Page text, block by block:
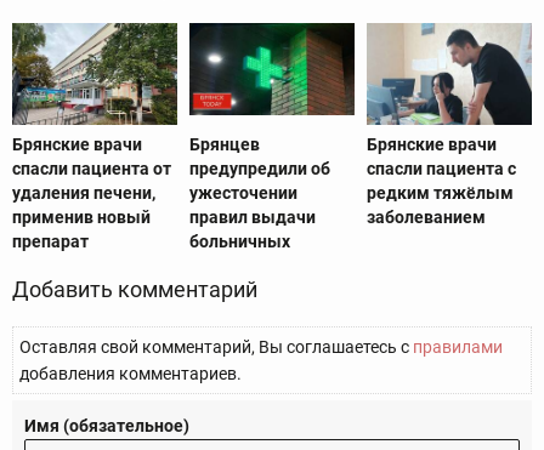
Брянские врачи
спасли пациента от
удаления печени,
применив новый
препарат
Брянцев
предупредили об
ужесточении
правил выдачи
больничных
Брянские врачи
спасли пациента с
редким тяжёлым
заболеванием
Добавить комментарий
Оставляя свой комментарий, Вы соглашаетесь с правилами
добавления комментариев.
Имя (обязательное)